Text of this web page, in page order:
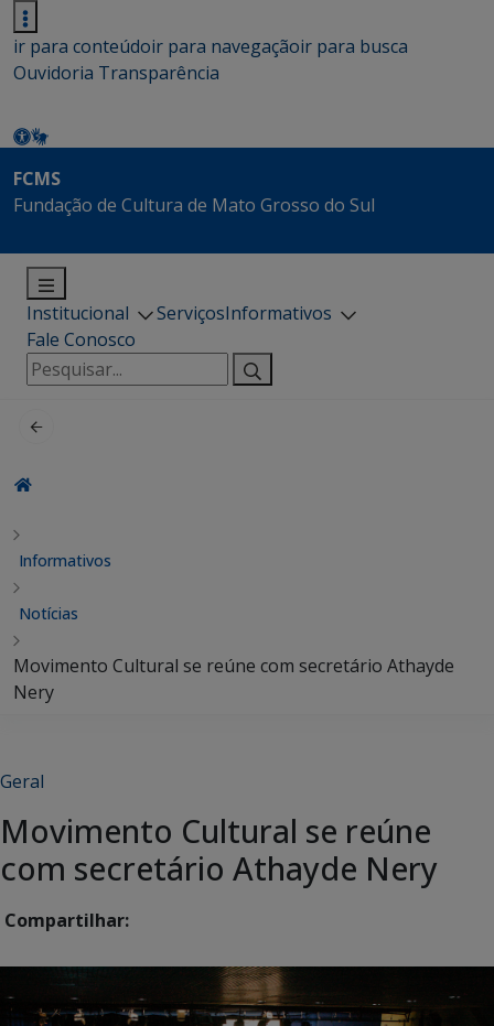
ir para conteúdoir para navegaçãoir para busca
Ouvidoria Transparência
FCMS
Fundação de Cultura de Mato Grosso do Sul
Institucional ServiçosInformativos
Fale Conosco
Pesquisar
por:
Informativos
Notícias
Movimento Cultural se reúne com secretário Athayde
Nery
Geral
Movimento Cultural se reúne
com secretário Athayde Nery
Compartilhar: